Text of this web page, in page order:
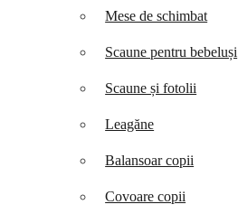
Mese de schimbat
Scaune pentru bebeluși
Scaune și fotolii
Leagăne
Balansoar copii
Covoare copii